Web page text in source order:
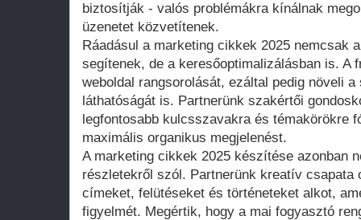
biztosítják - valós problémákra kínálnak
üzenetet közvetítenek.
Ráadásul a marketing cikkek 2025 nemcsak
segítenek, de a keresőoptimalizálásban is. A
weboldal rangsorolását, ezáltal pedig növeli
láthatóságát is. Partnerünk szakértői
legfontosabb kulcsszavakra és témakörökre
maximális organikus megjelenést.
A marketing cikkek 2025 készítése azonban
részletekről szól. Partnerünk kreatív csapata
címeket, felütéseket és történeteket alkot,
figyelmét. Megértik, hogy a mai fogyasztó